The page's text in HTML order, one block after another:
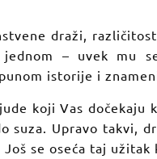
draži,
– uvek mu
istorije i
koji Vas dočekaju
suza. Upravo takvi,
se oseća taj